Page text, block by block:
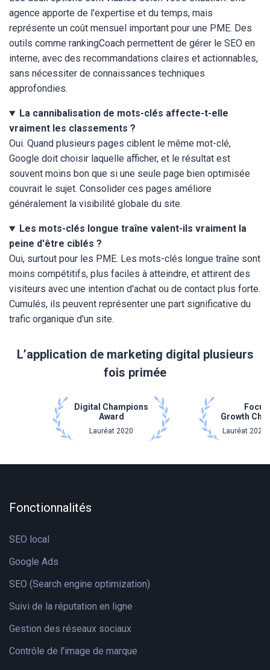
agence apporte de l'expertise et du temps, mais
représente un coût mensuel important pour une PME. Des
outils comme rankingCoach permettent de gérer le SEO en
interne, avec des recommandations claires et actionnables,
sans nécessiter de connaissances techniques
approfondies.
La cannibalisation de mots-clés affecte-t-elle
vraiment les classements ?
Oui. Quand plusieurs pages ciblent le même mot-clé,
Google doit choisir laquelle afficher, et le résultat est
souvent moins bon que si une seule page bien optimisée
couvrait le sujet. Consolider ces pages améliore
généralement la visibilité globale du site.
Les mots-clés longue traîne valent-ils vraiment la
peine d'être ciblés ?
Oui, surtout pour les PME. Les mots-clés longue traîne sont
moins compétitifs, plus faciles à atteindre, et attirent des
visiteurs avec une intention d'achat ou de contact plus forte.
Cumulés, ils peuvent représenter une part significative du
trafic organique d'un site.
L’application de marketing digital plusieurs
fois primée
Digital Champions
Award
Lauréat 2020
Focus
Growth
Lauréat 2021
Fonctionnalités
SEO local
Google Ads
SEO (Search engine optimization)
Suivi de la réputation en ligne
Gestion des réseaux sociaux
Contrôle de l’image de marque